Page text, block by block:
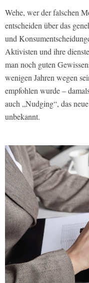
Wehe, wer der falschen
entscheiden über das
und
Aktivisten und ihre
man noch guten
wenigen Jahren wegen
empfohlen wurde –
auch „Nudging“, das
unbekannt.